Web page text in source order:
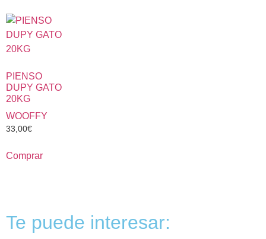
PIENSO
DUPY GATO
20KG
WOOFFY
33,00€
Comprar
Te puede interesar: